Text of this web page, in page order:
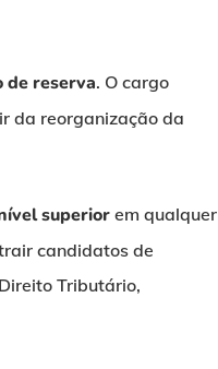
de reserva. O cargo
da reorganização da
superior em qualquer
candidatos de
Tributário,